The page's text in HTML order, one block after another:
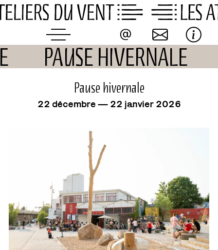
Skip
to
PAUSE HIVERNALE
événement
Pause hivernale
22 décembre — 22 janvier 2026